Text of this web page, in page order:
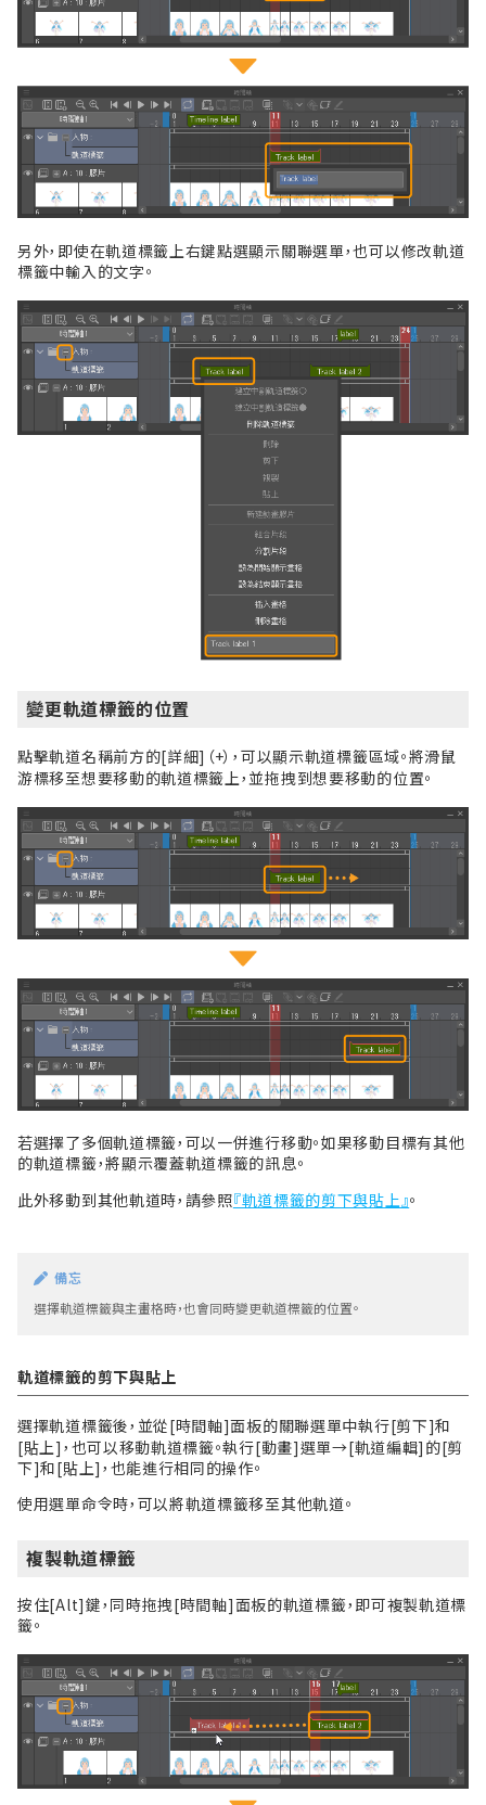
另外，即使在軌道標籤上右鍵點選顯示關聯選單，也可以修改軌道
標籤中輸入的文字。
變更軌道標籤的位置
點擊軌道名稱前方的[詳細]（+），可以顯示軌道標籤區域。將滑鼠
游標移至想要移動的軌道標籤上，並拖拽到想要移動的位置。
若選擇了多個軌道標籤，可以一併進行移動。如果移動目標有其他
的軌道標籤，將顯示覆蓋軌道標籤的訊息。
此外移動到其他軌道時，請參照『軌道標籤的剪下與貼上』。
備忘
選擇軌道標籤與主畫格時，也會同時變更軌道標籤的位置。
軌道標籤的剪下與貼上
選擇軌道標籤後，並從[時間軸]面板的關聯選單中執行[剪下]和
[貼上]，也可以移動軌道標籤。執行[動畫]選單→[軌道編輯]的[剪
下]和[貼上]，也能進行相同的操作。
使用選單命令時，可以將軌道標籤移至其他軌道。
複製軌道標籤
按住[Alt]鍵，同時拖拽[時間軸]面板的軌道標籤，即可複製軌道標
籤。